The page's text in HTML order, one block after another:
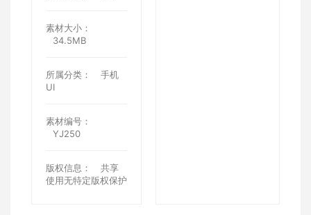
素材大小：
34.5MB
所属分类：
手机
UI
素材编号：
YJ250
版权信息：
共享
使用无特定版权保护